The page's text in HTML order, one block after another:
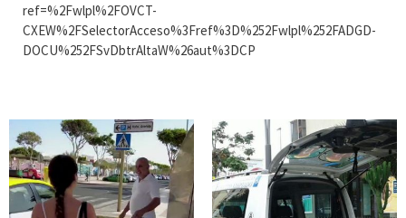
ref=%2Fwlpl%2FOVCT-
CXEW%2FSelectorAcceso%3Fref%3D%252Fwlpl%252FADGD-
DOCU%252FSvDbtrAltaW%26aut%3DCP